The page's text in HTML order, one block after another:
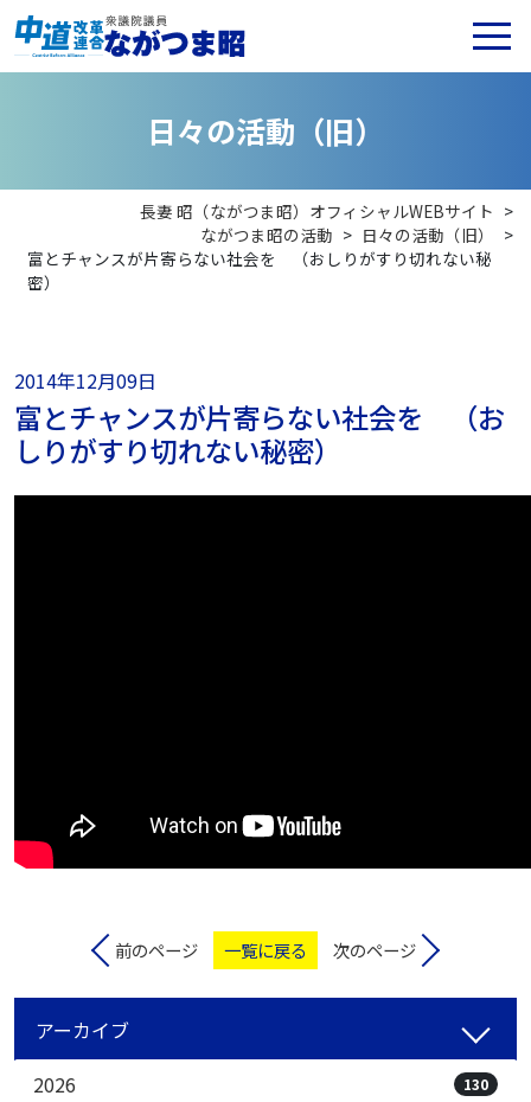
日々の活動 （旧）
長妻 昭（ながつま昭）オフィシャルWEBサイト >
ながつま昭の活動 > 日々の活動（旧）
>
富とチャンスが片寄らない社会を （おしりがすり切れない秘
密）
2014年12月09日
富とチャンスが片寄らない社会を （お
しりがすり切れない秘密）
前のページ 一覧に戻る 次のページ
アーカイブ
2026
130